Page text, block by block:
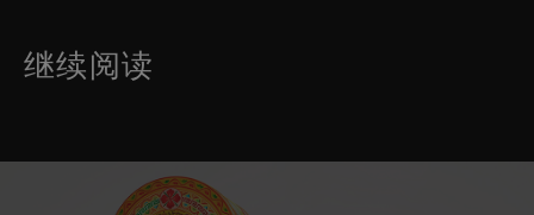
继续阅读
这是带有可以左右移动幻灯片 的轮播图。有些图片有放大